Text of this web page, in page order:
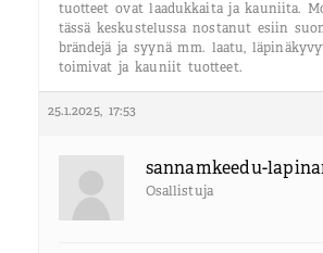
tuotteet ovat laadukkaita ja kauniita.
tässä keskustelussa nostanut esiin
brändejä ja syynä mm. laatu,
toimivat ja kauniit tuotteet.
25.1.2025, 17:53
sannamkeedu-
Osallistuja